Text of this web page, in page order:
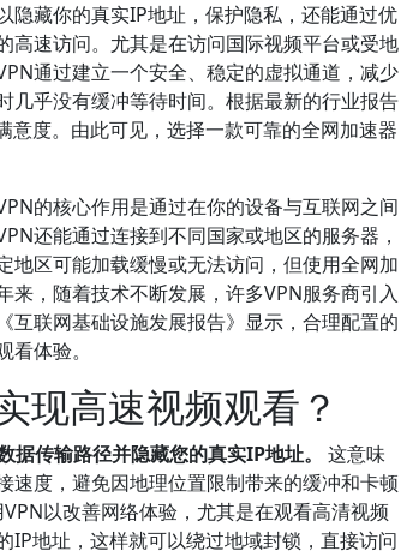
隐藏你的真实IP地址，保护隐私，还能通过优
高速访问。尤其是在访问国际视频平台或受地
通过建立一个安全、稳定的虚拟通道，减少
几乎没有缓冲等待时间。根据最新的行业报告
意度。由此可见，选择一款可靠的全网加速器
的核心作用是通过在你的设备与互联网之间
还能通过连接到不同国家或地区的服务器，
地区可能加载缓慢或无法访问，但使用全网加
，随着技术不断发展，许多VPN服务商引入
互联网基础设施发展报告》显示，合理配置的
体验。
现高速视频观看？
传输路径并隐藏您的真实IP地址。
这意味
速度，避免因地理位置限制带来的缓冲和卡顿
以改善网络体验，尤其是在观看高清视频
IP地址，这样就可以绕过地域封锁，直接访问